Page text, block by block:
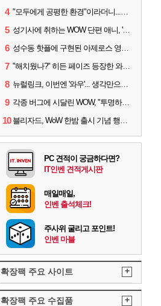
4 "모두에게 공평한 환경"이라더니...여전히 살아있는 애드온
5 성기사에 취하는 WOW 단편 애니, '신성한 모든 것'
6 성수동 핫플에 구현된 아제로스 영웅들의 안식처, WoW 홈스윗홈
7 "해치웠나?" 히든 페이즈 등장한 와우 '한밤', 세계 최초 킬은 '팀 리퀴드'
8 뉴럴링크, 이번엔 '와우'... 생각만으로 게임하는 시대 성큼
9 각종 버그에 시달린 WOW, "투명하고 신속한 소통과 대응 약속"
10 블리자드, WoW 한밤 출시 기념 행사 '홈스윗홈' 28일 개최
PC 견적이 궁금하다면?
IT인벤 견적게시판
매일매일,
인벤 출석체크!
주사위 굴리고 포인트!
인벤 마블
확장팩 주요 사이트 +
확장팩 주요 수집품 +